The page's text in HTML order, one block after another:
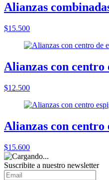
Alianzas
$15.500
Alianzas con centro
$12.500
Alianzas con centro
$15.600
Suscribite a nuestro newsletter